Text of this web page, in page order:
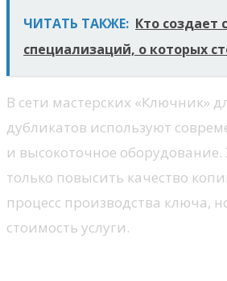
ЧИТАТЬ ТАКЖЕ: Кто создает
специализаций, о которых
В сети мастерских «Ключник»
дубликатов используют
и высокоточное оборудование.
только повысить качество
процесс производства ключа,
стоимость услуги.